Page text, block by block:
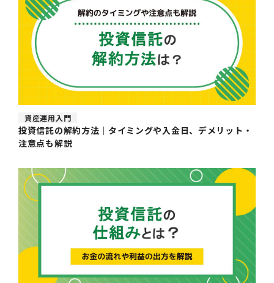
資産運用入門
投資信託の解約方法｜タイミングや入金日、デメリット・
注意点も解説